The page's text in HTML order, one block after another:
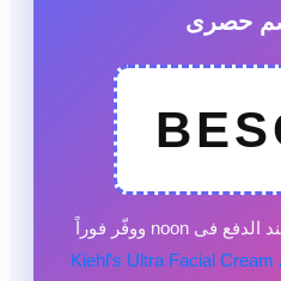
حصرى
عند الدفع فى noon ووفّر فوراً
احصل على Kiehl's Ultra Facial Cream